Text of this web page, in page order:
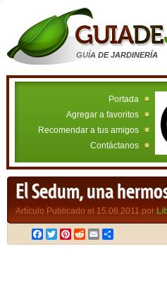
GUÍA DE JARDINERÍA
Portada
Agregar a favoritos
Recomendar a tus amigos
Contáctanos
El Sedum, una
Artículo Publicado el 15.06.2011 por
Facebook
TwitterPinterest
RedditEmail